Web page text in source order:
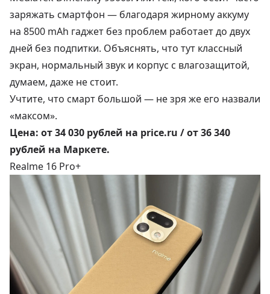
заряжать смартфон — благодаря жирному аккуму
на 8500 mAh гаджет без проблем работает до двух
дней без подпитки. Объяснять, что тут классный
экран, нормальный звук и корпус с влагозащитой,
думаем, даже не стоит.
Учтите, что смарт большой — не зря же его назвали
«максом».
Цена: от 34 030 рублей на price.ru /от 36 340
рублей на Маркете.
Realme 16 Pro+